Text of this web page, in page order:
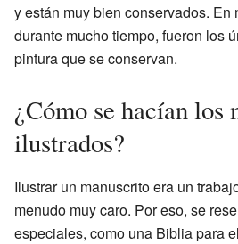
y están muy bien conservados. En
durante mucho tiempo, fueron los
pintura que se conservan.
¿Cómo se hacían los
ilustrados?
Ilustrar un manuscrito era un
menudo muy caro. Por eso, se
especiales, como una Biblia para